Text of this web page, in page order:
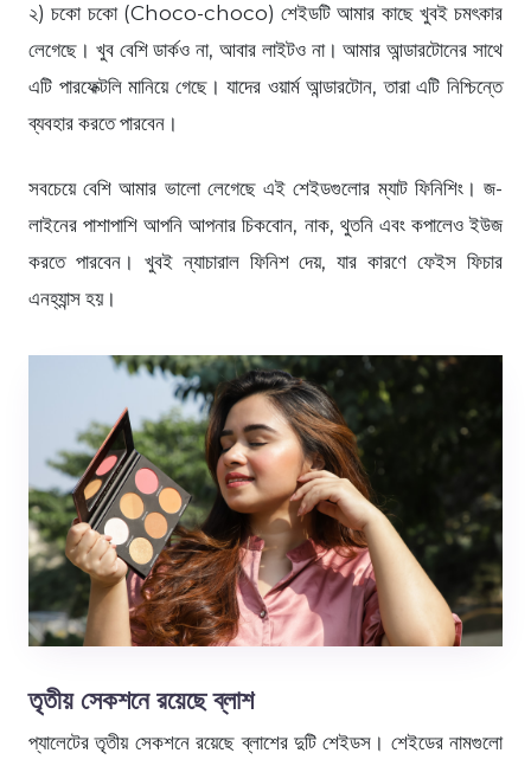
২) চকো চকো (Choco-choco) শেইডটি আমার কাছে খুবই চমৎকার
লেগেছে। খুব বেশি ডার্কও না, আবার লাইটও না। আমার আন্ডারটোনের সাথে
এটি পারফেক্টলি মানিয়ে গেছে। যাদের ওয়ার্ম আন্ডারটোন, তারা এটি নিশ্চিন্তে
ব্যবহার করতে পারবেন।
সবচেয়ে বেশি আমার ভালো লেগেছে এই শেইডগুলোর ম্যাট ফিনিশিং। জ-
লাইনের পাশাপাশি আপনি আপনার চিকবোন, নাক, থুতনি এবং কপালেও ইউজ
করতে পারবেন। খুবই ন্যাচারাল ফিনিশ দেয়, যার কারণে ফেইস ফিচার
এনহ্যান্স হয়।
তৃতীয় সেকশনে রয়েছে ব্লাশ
প্যালেটের তৃতীয় সেকশনে রয়েছে ব্লাশের দুটি শেইডস। শেইডের নামগুলো